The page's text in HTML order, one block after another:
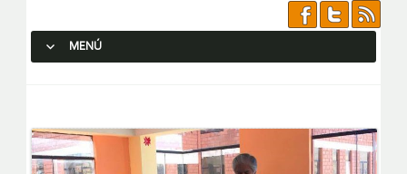
MENÚ